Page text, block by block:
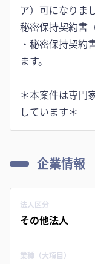
ア）可になりま
秘密保持契約書
・秘密保持契約
ます。
＊本案件は専門
しています＊
企業情報
法人区分
その他法人
業種（大項目）